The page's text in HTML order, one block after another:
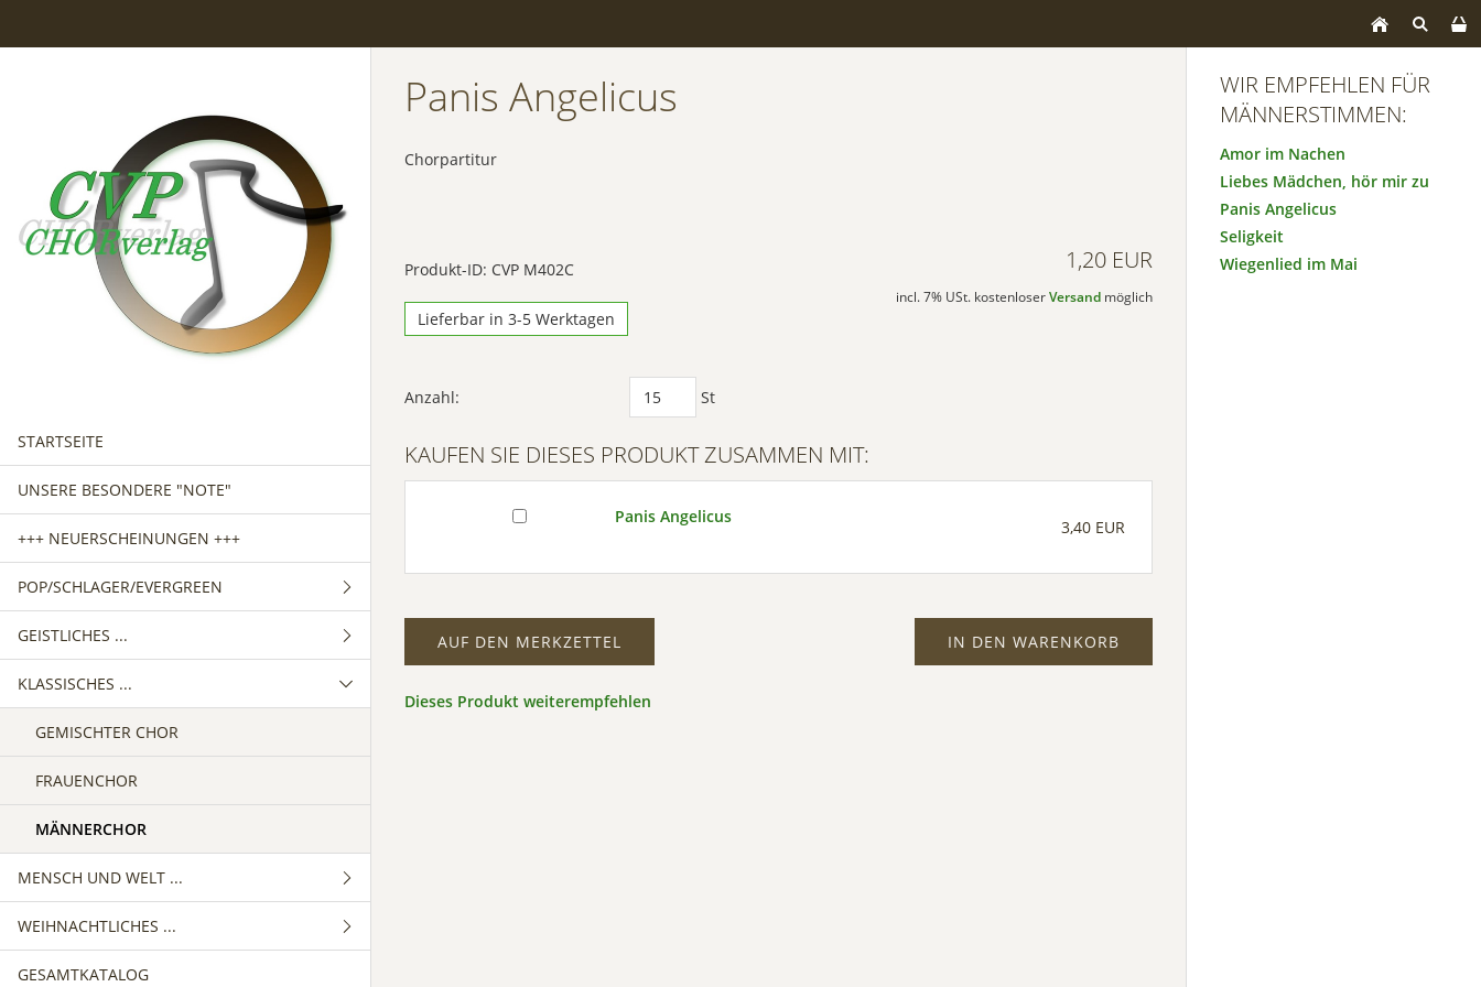
STARTSEITE
UNSERE BESONDERE "NOTE"
+++ NEUERSCHEINUNGEN +++
POP/SCHLAGER/EVERGREEN
GEMISCHTER CHOR
FRAUENCHOR
MÄNNERCHOR
GEISTLICHES ...
GEMISCHTER CHOR
FRAUENCHOR
MÄNNERCHOR
KLASSISCHES ...
GEMISCHTER CHOR
FRAUENCHOR
MÄNNERCHOR
MENSCH UND WELT ...
GEMISCHTER CHOR
FRAUENCHOR
WEIHNACHTLICHES ...
GEMISCHTER CHOR
GESAMTKATALOG
Panis Angelicus
Chorpartitur
Produkt-ID: CVP M402C
Lieferbar in 3-5 Werktagen
1,20 EUR
incl. 7% USt. kostenloser Versandmöglich
Anzahl: St
KAUFEN SIE DIESES PRODUKT ZUSAMMEN MIT:
Panis Angelicus
3,40 EUR
IN DEN WARENKORB
AUF DEN MERKZETTEL
Dieses Produkt weiterempfehlen
WIR EMPFEHLEN FÜR
MÄNNERSTIMMEN:
Amor im Nachen
Liebes Mädchen, hör mir zu
Panis Angelicus
Seligkeit
Wiegenlied im Mai